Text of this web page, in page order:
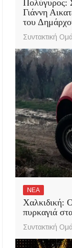
Πολύγυρος:
Γιάννη
του
Συντακτική
ΝΕΑ
Χαλκιδική:
πυρκαγιά
Συντακτική